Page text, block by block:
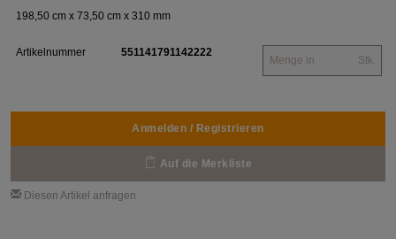
198,50 cm x 73,50 cm x 310 mm
Artikelnummer 551141791142222
Stk.
Anmelden / Registrieren
Auf die Merkliste
Diesen Artikel anfragen